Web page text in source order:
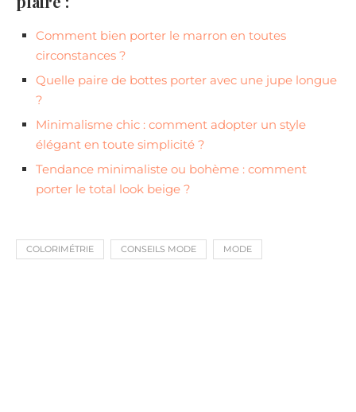
Comment bien porter le marron en toutes
circonstances ?
Quelle paire de bottes porter avec une jupe longue
?
Minimalisme chic : comment adopter un style
élégant en toute simplicité ?
Tendance minimaliste ou bohème : comment
porter le total look beige ?
COLORIMÉTRIE CONSEILS MODE MODE